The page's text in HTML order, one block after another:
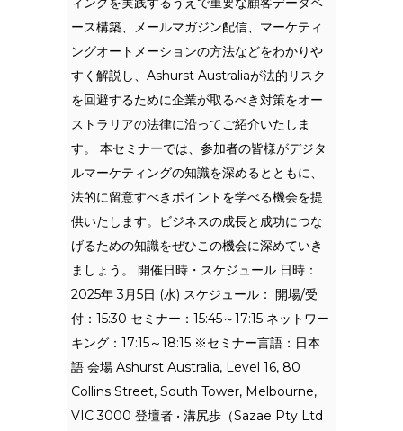
ース構築、メールマガジン配信、マーケティ
ングオートメーションの方法などをわかりや
すく解説し、Ashurst Australiaが法的リスク
を回避するために企業が取るべき対策をオー
ストラリアの法律に沿ってご紹介いたしま
す。 本セミナーでは、参加者の皆様がデジタ
ルマーケティングの知識を深めるとともに、
法的に留意すべきポイントを学べる機会を提
供いたします。ビジネスの成長と成功につな
げるための知識をぜひこの機会に深めていき
ましょう。 開催日時・スケジュール 日時：
2025年 3月5日 (水) スケジュール： 開場/受
付：15:30 セミナー：15:45～17:15 ネットワー
キング：17:15～18:15 ※セミナー言語：日本
語 会場 Ashurst Australia, Level 16, 80
Collins Street, South Tower, Melbourne,
VIC 3000 登壇者 • 溝尻歩（Sazae Pty Ltd